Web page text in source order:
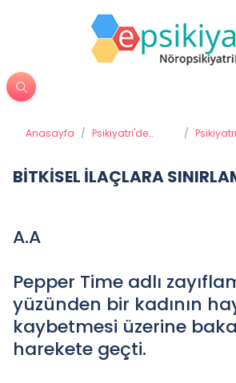
Anasayfa / Psikiyatri'de
/ Psikiyatri
BİTKİSEL İLAÇLARA
A.A
Pepper Time adlı
yüzünden bir kadının
kaybetmesi üzerine
harekete geçti.